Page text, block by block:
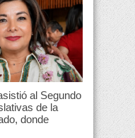
al Segundo
de la
donde